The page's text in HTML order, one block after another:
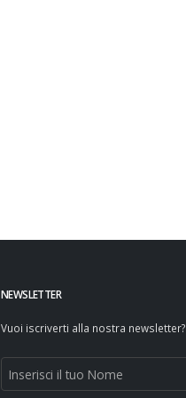
NEWSLETTER
Vuoi iscriverti alla nostra newsletter?